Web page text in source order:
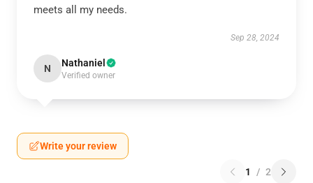
meets all my needs.
Sep 28, 2024
N Nathaniel
Verified owner
Write your review
1 / 2